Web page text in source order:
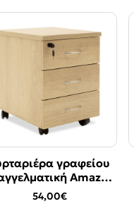
Bestseller
γραφείου
Amazon
τροχήλατη
χρώμα sonoma
54,00€